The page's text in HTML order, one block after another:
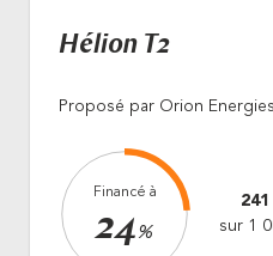
Hélion T2
Proposé par Orion Energies
Financé à
24%
241
sur 1